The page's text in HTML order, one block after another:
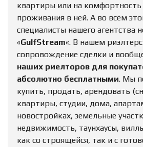
квартиры или на комфортность
проживания в ней. А во всём
специалисты нашего агентства
«GulfStream«. В нашем
сопровождение сделки и
наших риелторов для
абсолютно бесплатными. Мы
купить, продать, арендовать
квартиры, студии, дома,
новостройках, земельные
недвижимость, таунхаусы,
как со строящейся, так и с